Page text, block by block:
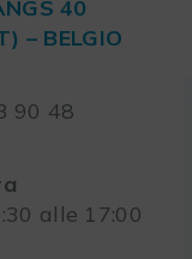
40
– BELGIO
90 48
alle 17:00